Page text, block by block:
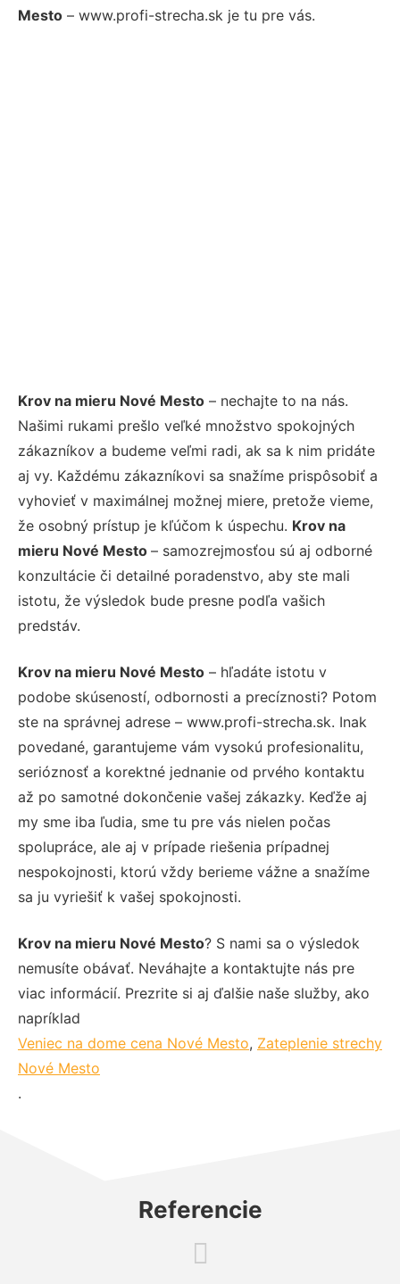
Mesto – www.profi-strecha.sk je tu pre vás.
Krov na mieru Nové Mesto – nechajte to na nás.
Našimi rukami prešlo veľké množstvo spokojných
zákazníkov a budeme veľmi radi, ak sa k nim pridáte
aj vy. Každému zákazníkovi sa snažíme prispôsobiť a
vyhovieť v maximálnej možnej miere, pretože vieme,
že osobný prístup je kľúčom k úspechu. Krov na
mieru Nové Mesto – samozrejmosťou sú aj odborné
konzultácie či detailné poradenstvo, aby ste mali
istotu, že výsledok bude presne podľa vašich
predstáv.
Krov na mieru Nové Mesto – hľadáte istotu v
podobe skúseností, odbornosti a precíznosti? Potom
ste na správnej adrese – www.profi-strecha.sk. Inak
povedané, garantujeme vám vysokú profesionalitu,
serióznosť a korektné jednanie od prvého kontaktu
až po samotné dokončenie vašej zákazky. Keďže aj
my sme iba ľudia, sme tu pre vás nielen počas
spolupráce, ale aj v prípade riešenia prípadnej
nespokojnosti, ktorú vždy berieme vážne a snažíme
sa ju vyriešiť k vašej spokojnosti.
Krov na mieru Nové Mesto? S nami sa o výsledok
nemusíte obávať. Neváhajte a kontaktujte nás pre
viac informácií. Prezrite si aj ďalšie naše služby, ako
napríklad
Veniec na dome cena Nové Mesto, Zateplenie strechy
Nové Mesto
.
Referencie